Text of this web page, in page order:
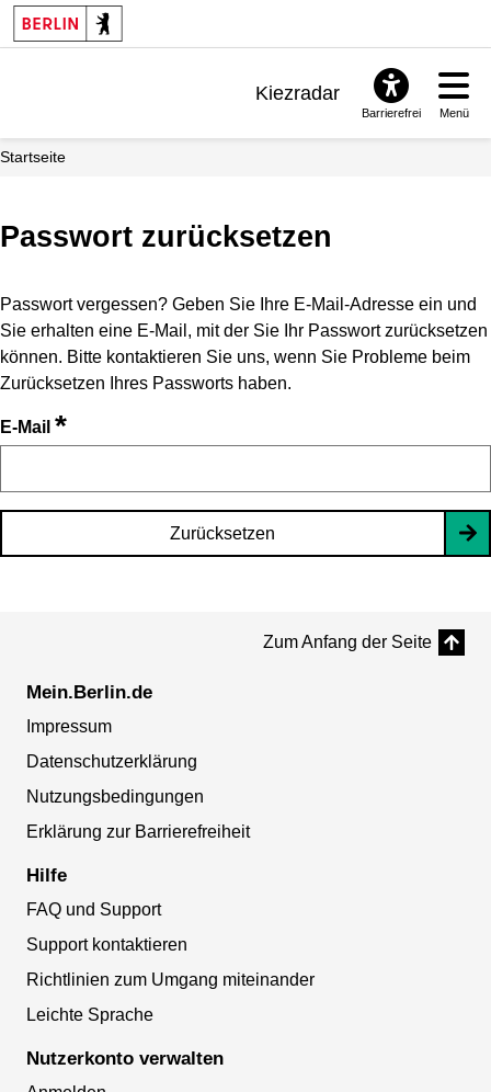
Kiezradar
Barrierefrei Menü
Startseite
Passwort zurücksetzen
Passwort vergessen? Geben Sie Ihre E-Mail-Adresse ein und
Sie erhalten eine E-Mail, mit der Sie Ihr Passwort zurücksetzen
können. Bitte kontaktieren Sie uns, wenn Sie Probleme beim
Zurücksetzen Ihres Passworts haben.
E-Mail *
Zurücksetzen
Zum Anfang der Seite
Mein.Berlin.de
Impressum
Datenschutzerklärung
Nutzungsbedingungen
Erklärung zur Barrierefreiheit
Hilfe
FAQ und Support
Support kontaktieren
Richtlinien zum Umgang miteinander
Leichte Sprache
Nutzerkonto verwalten